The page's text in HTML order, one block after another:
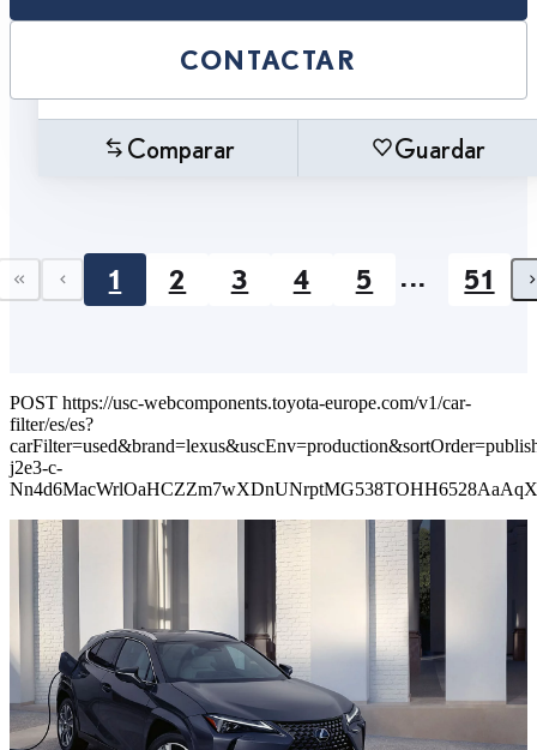
CONTACTAR
Comparar Guardar
First page
Previous page
1 2 3 4 5 ... 51
POST https://usc-webcomponents.toyota-europe.com/v1/car-
filter/es/es?
j2e3-c-